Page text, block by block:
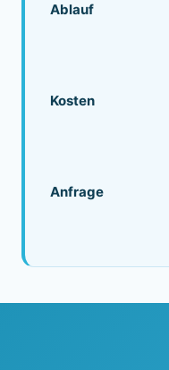
Ablauf
Kosten
Anfrage